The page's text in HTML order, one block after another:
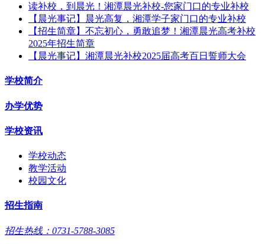
读补校，到晨光！湘潭晨光补校-您家门口的专业补校
【晨光事记】晨光高复，湘潭学子家门口的专业补校
【招生简章】不忘初心，勇敢追梦！湘潭晨光高考补校
2025年招生简章
【晨光事记】湘潭晨光补校2025届高考百日誓师大会
学校简介
办学优势
学校资讯
学校动态
教学活动
校园文化
招生指南
招生热线：0731-5788-3085